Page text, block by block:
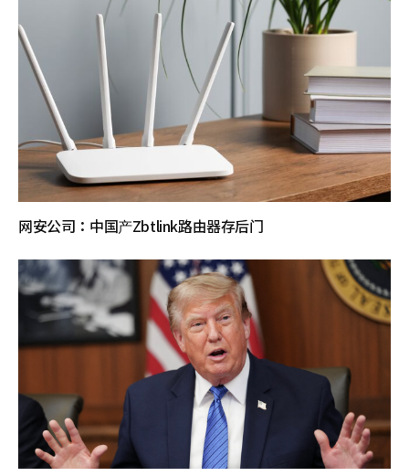
网安公司：中国产Zbtlink路由器存后门